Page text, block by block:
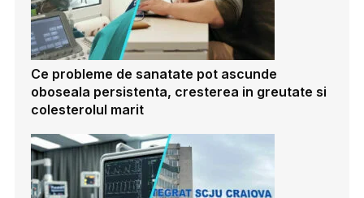
Ce probleme de sanatate pot ascunde
oboseala persistenta, cresterea in greutate si
colesterolul marit